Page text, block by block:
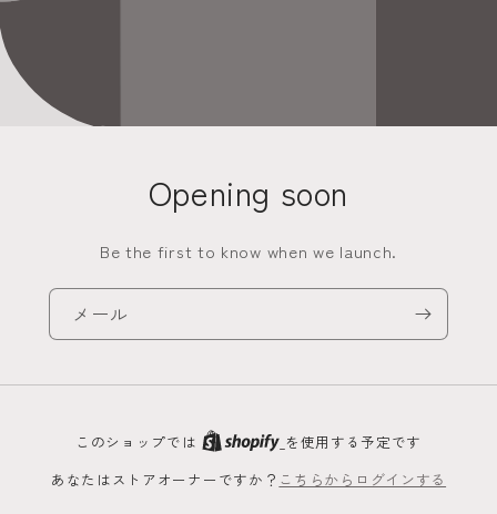
Opening soon
Be the first to know when we launch.
メール
このショップでは
を使用する予定です
あなたはストアオーナーですか？ こちらからログインする